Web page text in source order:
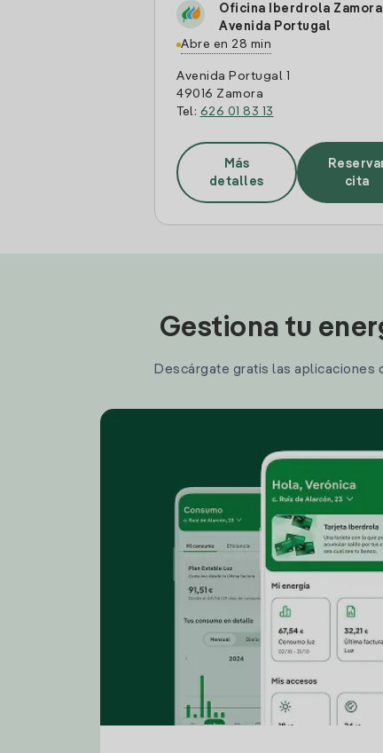
Oficina Iberdrola Zamora
Avenida Portugal
Abre en 28 min
Avenida Portugal 1
49016 Zamora
Tel: 626 01 83 13
Más
detalles
cita
Gestiona tu
Descárgate gratis las aplicaciones